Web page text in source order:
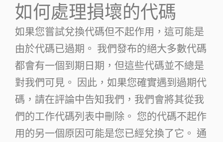
如何處理損壞的代碼
如果您嘗試兌換代碼但不起作用，這可能是
由於代碼已過期。 我們發布的絕大多數代碼
都會有一個到期日期，但這些代碼並不總是
對我們可見。 因此，如果您確實遇到過期代
碼，請在評論中告知我們，我們會將其從我
們的工作代碼列表中刪除。 您的代碼不起作
用的另一個原因可能是您已經兌換了它。 通